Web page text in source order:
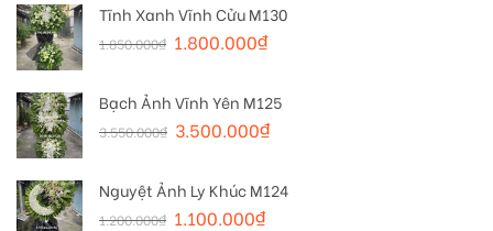
Tĩnh Xanh Vĩnh Cửu M130
1.850.000₫ 1.800.000₫
Bạch Ảnh Vĩnh Yên M125
3.550.000₫ 3.500.000₫
Nguyệt Ảnh Ly Khúc M124
1.200.000₫ 1.100.000₫